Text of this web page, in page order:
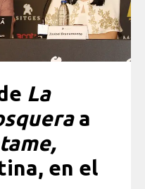
La
a
en el